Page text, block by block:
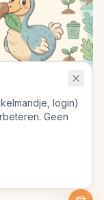
3e-6e leerjaar
Dodo
login)
Geen